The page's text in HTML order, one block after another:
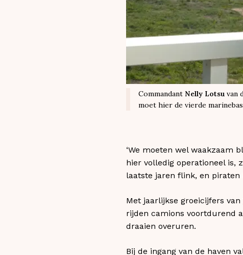
Commandant Nelly Lotsu van
moet hier de vierde
‘We moeten wel waakzaam
hier volledig operationeel is,
laatste jaren flink, en piraten
Met jaarlijkse groeicijfers van
rijden camions voortdurend
draaien overuren.
Bij de ingang van de haven